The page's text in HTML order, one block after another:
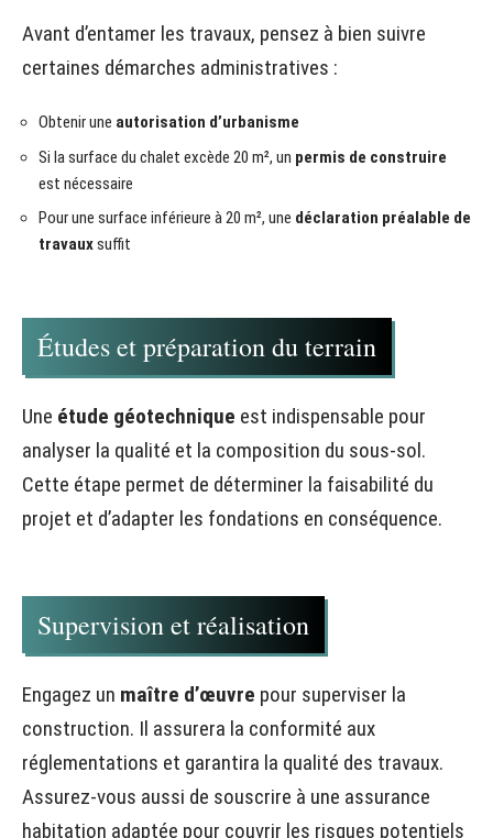
Avant d’entamer les travaux, pensez à bien suivre
certaines démarches administratives :
Obtenir une autorisation d’urbanisme
Si la surface du chalet excède 20 m², un permis de construire
est nécessaire
Pour une surface inférieure à 20 m², une déclaration préalable de
travauxsuffit
Études et préparation du terrain
Une étude géotechnique est indispensable pour
analyser la qualité et la composition du sous-sol.
Cette étape permet de déterminer la faisabilité du
projet et d’adapter les fondations en conséquence.
Supervision et réalisation
Engagez un maître d’œuvre pour superviser la
construction. Il assurera la conformité aux
réglementations et garantira la qualité des travaux.
Assurez-vous aussi de souscrire à une assurance
habitation adaptée pour couvrir les risques potentiels